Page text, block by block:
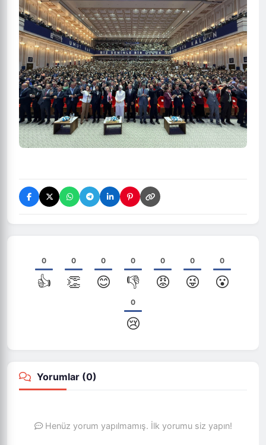
0
👍
0
👏
0
😊
0
👎
0
😡
0
😜
0
😮
0
😢
Yorumlar (0)
Henüz yorum yapılmamış. İlk yorumu siz yapın!